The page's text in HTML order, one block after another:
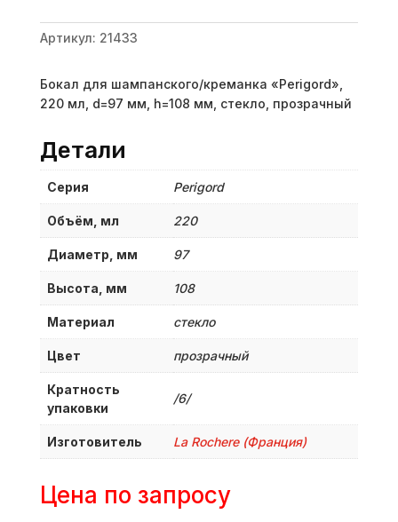
Артикул: 21433
Бокал для шампанского/креманка «Perigord»,
220 мл, d=97 мм, h=108 мм, стекло, прозрачный
Детали
Серия Perigord
Объём, мл 220
Диаметр, мм 97
Высота, мм 108
Материал стекло
Цвет прозрачный
Кратность
упаковки
/6/
Изготовитель La Rochere (Франция)
Цена по запросу